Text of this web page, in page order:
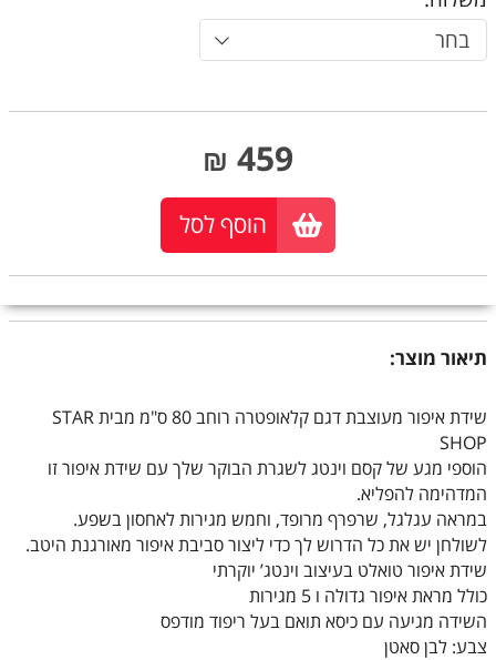
בחר
459
₪
הוסף לסל
תיאור מוצר:
שידת איפור מעוצבת דגם קלאופטרה רוחב 80 ס"מ מבית STAR
SHOP
הוספי מגע של קסם וינטג לשגרת הבוקר שלך עם שידת איפור זו
המדהימה להפליא.
במראה עגלגל, שרפרף מרופד, וחמש מגירות לאחסון בשפע.
לשולחן יש את כל הדרוש לך כדי ליצור סביבת איפור מאורגנת היטב.
שידת איפור טואלט בעיצוב וינטג’ יוקרתי
כולל מראת איפור גדולה ו 5 מגירות
השידה מגיעה עם כיסא תואם בעל ריפוד מודפס
צבע: לבן סאטן